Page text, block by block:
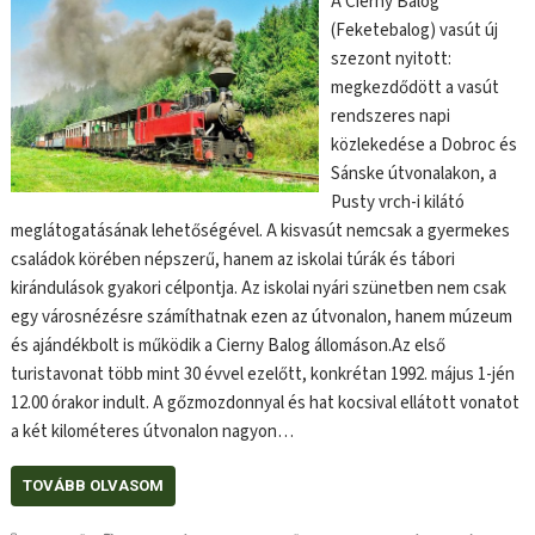
(Feketebalog) vasút új
szezont nyitott:
megkezdődött a vasút
rendszeres napi
közlekedése a Dobroc és
Sánske útvonalakon, a
Pusty vrch-i kilátó
meglátogatásának lehetőségével. A kisvasút nemcsak a gyermekes
családok körében népszerű, hanem az iskolai túrák és tábori
kirándulások gyakori célpontja. Az iskolai nyári szünetben nem csak
egy városnézésre számíthatnak ezen az útvonalon, hanem múzeum
és ajándékbolt is működik a Cierny Balog állomáson.Az első
turistavonat több mint 30 évvel ezelőtt, konkrétan 1992. május 1-jén
12.00 órakor indult. A gőzmozdonnyal és hat kocsival ellátott vonatot
a két kilométeres útvonalon nagyon…
TOVÁBB OLVASOM